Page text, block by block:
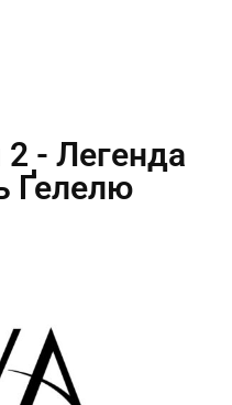
- Легенда
Ґелелю